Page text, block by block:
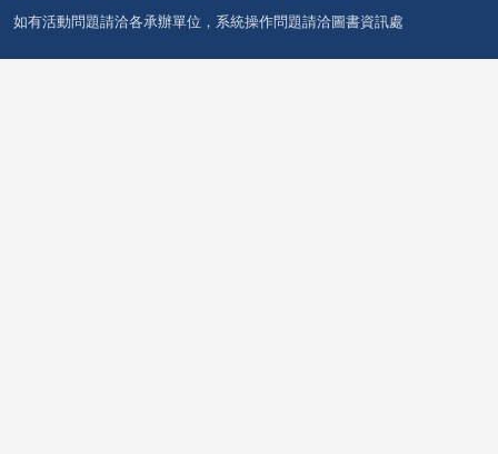
如有活動問題請洽各承辦單位，系統操作問題請洽圖書資訊處